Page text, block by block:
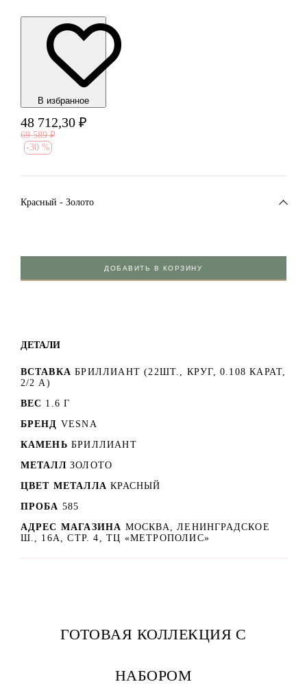
В избранноe
48 712,30 ₽
69 589 ₽
-30 %
Красный - Золото
ДОБАВИТЬ В КОРЗИНУ
ДЕТАЛИ
ВСТАВКА БРИЛЛИАНТ (22ШТ., КРУГ, 0.108 КАРАТ,
2/2 А)
ВЕС 1.6 Г
БРЕНД VESNA
КАМЕНЬ БРИЛЛИАНТ
МЕТАЛЛ ЗОЛОТО
ЦВЕТ МЕТАЛЛА КРАСНЫЙ
ПРОБА 585
АДРЕС МАГАЗИНА МОСКВА, ЛЕНИНГРАДСКОЕ
Ш., 16А, СТР. 4, ТЦ «МЕТРОПОЛИС»
ГОТОВАЯ КОЛЛЕКЦИЯ С
НАБОРОМ